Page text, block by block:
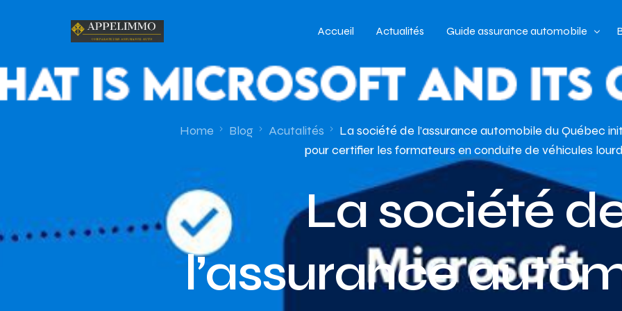
Accueil Actualités Guide assurance automobile
Types de véhicules
Profil de conducteur
Budget assurance automobile
Home Blog Acutalités
La société de l’assurance automobile du Québec
pour certifier les formateurs en conduite de véhicules
La société
l’assurance